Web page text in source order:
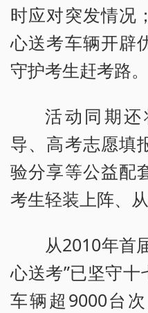
时应对突发情况
心送考车辆开辟
守护考生赶考路。
活动同期
导、高考志愿填
验分享等公益配
考生轻装上阵、从
从2010年首
心送考”已坚守
车辆超9000台